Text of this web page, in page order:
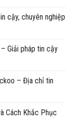
cậy, chuyên nghiệp
Giải pháp tin cậy
– Địa chỉ tin
Cách Khắc Phục